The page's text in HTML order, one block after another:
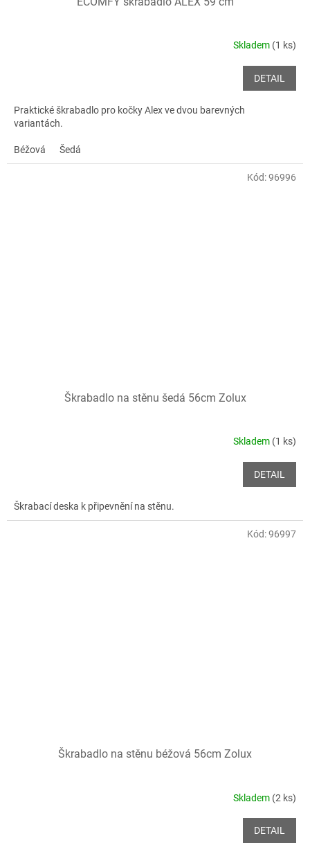
Skladem (1 ks)
DETAIL
Praktické škrabadlo pro kočky Alex ve dvou barevných
variantách.
Béžová Šedá
Škrabadlo na stěnu šedá 56cm Zolux
Skladem (1 ks)
DETAIL
Škrabací deska k připevnění na stěnu.
Kód:96996
Škrabadlo na stěnu béžová 56cm Zolux
Skladem (2 ks)
DETAIL
Kód:96997